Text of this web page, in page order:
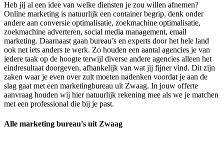
Heb jij al een idee van welke diensten je zou willen afnemen?
Online marketing is natuurlijk een container begrip, denk onder
andere aan conversie optimalisatie, zoekmachine optimalisatie,
zoekmachine adverteren, social media management, email
marketing. Daarnaast gaan bureau’s en experts door het hele land
ook net iets anders te werk. Zo houden een aantal agencies je van
iedere taak op de hoogte terwijl diverse andere agencies alleen het
eindresultaat doorgeven, afhankelijk van wat jij fijner vind. Dit zijn
zaken waar je even over zult moeten nadenken voordat je aan de
slag gaat met een marketingbureau uit Zwaag. In jouw offerte
aanvraag houden wij hier natuurlijk rekening mee als we je matchen
met een professional die bij je past.
Alle marketing bureau's uit Zwaag